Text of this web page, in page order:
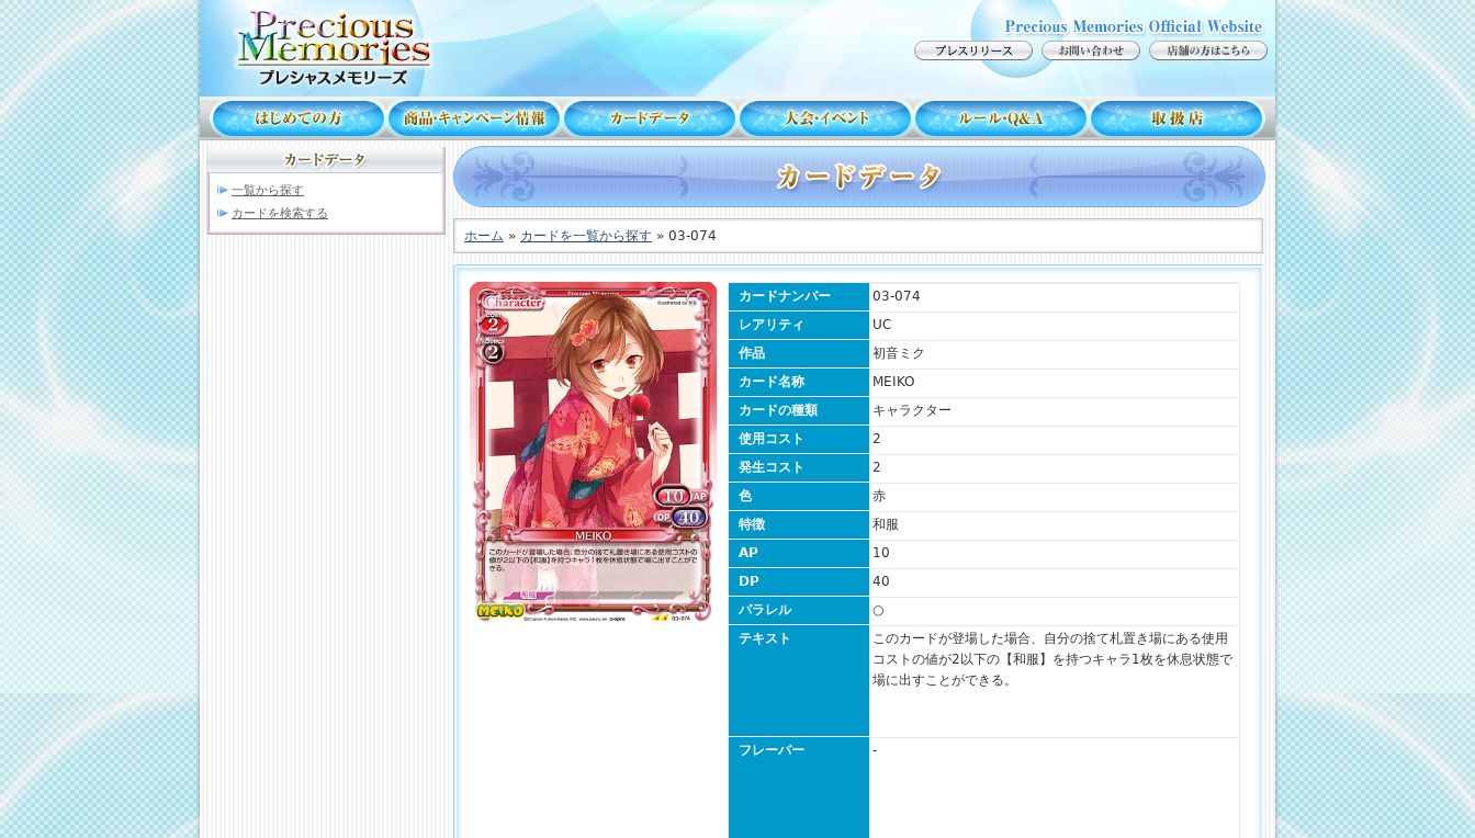
一覧から探す
カードを検索する
ホーム » カードを一覧から探す » 03-074
カードナンバー
03-074
レアリティ
UC
作品
初音ミク
カード名称
MEIKO
カードの種類
キャラクター
使用コスト
2
発生コスト
2
色
赤
特徴
和服
AP
10
DP
40
パラレル
○
テキスト
このカードが登場した場合、自分の捨て札置き場にある使用
コストの値が2以下の【和服】を持つキャラ1枚を休息状態で
場に出すことができる。
フレーバー -